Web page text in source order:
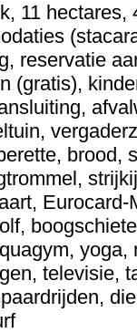
11
reservatie
(gratis),
brood,
televisie,